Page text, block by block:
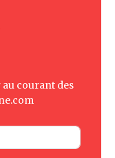
courant des